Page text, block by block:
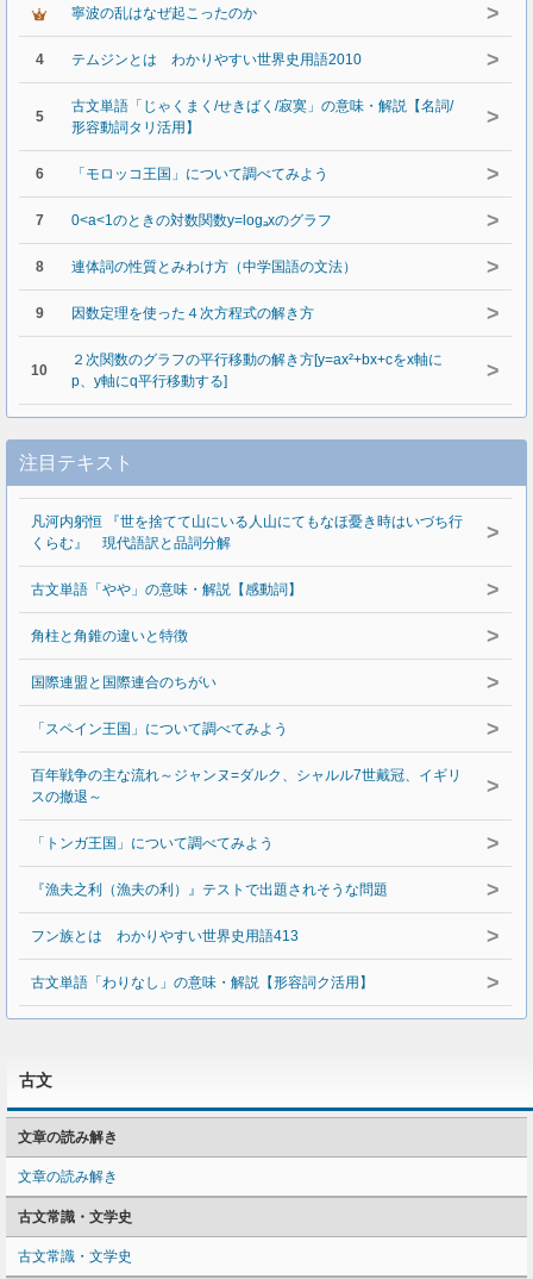
寧波の乱はなぜ起こったのか >
4 テムジンとは わかりやすい世界史用語2010 >
5
古文単語「じゃくまく/せきばく/寂寞」の意味・解説【名詞/
形容動詞タリ活用】
>
6 「モロッコ王国」について調べてみよう >
7 0<a<1のときの対数関数y=logₐxのグラフ >
8 連体詞の性質とみわけ方（中学国語の文法） >
9 因数定理を使った４次方程式の解き方 >
10
２次関数のグラフの平行移動の解き方[y=ax²+bx+cをx軸に
p、y軸にq平行移動する]
>
注目テキスト
凡河内躬恒 『世を捨てて山にいる人山にてもなほ憂き時はいづち行
くらむ』 現代語訳と品詞分解
>
古文単語「やや」の意味・解説【感動詞】 >
角柱と角錐の違いと特徴 >
国際連盟と国際連合のちがい >
「スペイン王国」について調べてみよう >
百年戦争の主な流れ～ジャンヌ=ダルク、シャルル7世戴冠、イギリ
スの撤退～
>
「トンガ王国」について調べてみよう >
『漁夫之利（漁夫の利）』テストで出題されそうな問題 >
フン族とは わかりやすい世界史用語413 >
古文単語「わりなし」の意味・解説【形容詞ク活用】 >
古文
文章の読み解き
文章の読み解き
古文常識・文学史
古文常識・文学史